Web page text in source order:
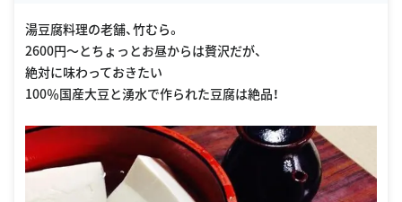
湯豆腐料理の老舗、竹むら。
2600円〜とちょっとお昼からは贅沢だが、
絶対に味わっておきたい
100％国産大豆と湧水で作られた豆腐は絶品！